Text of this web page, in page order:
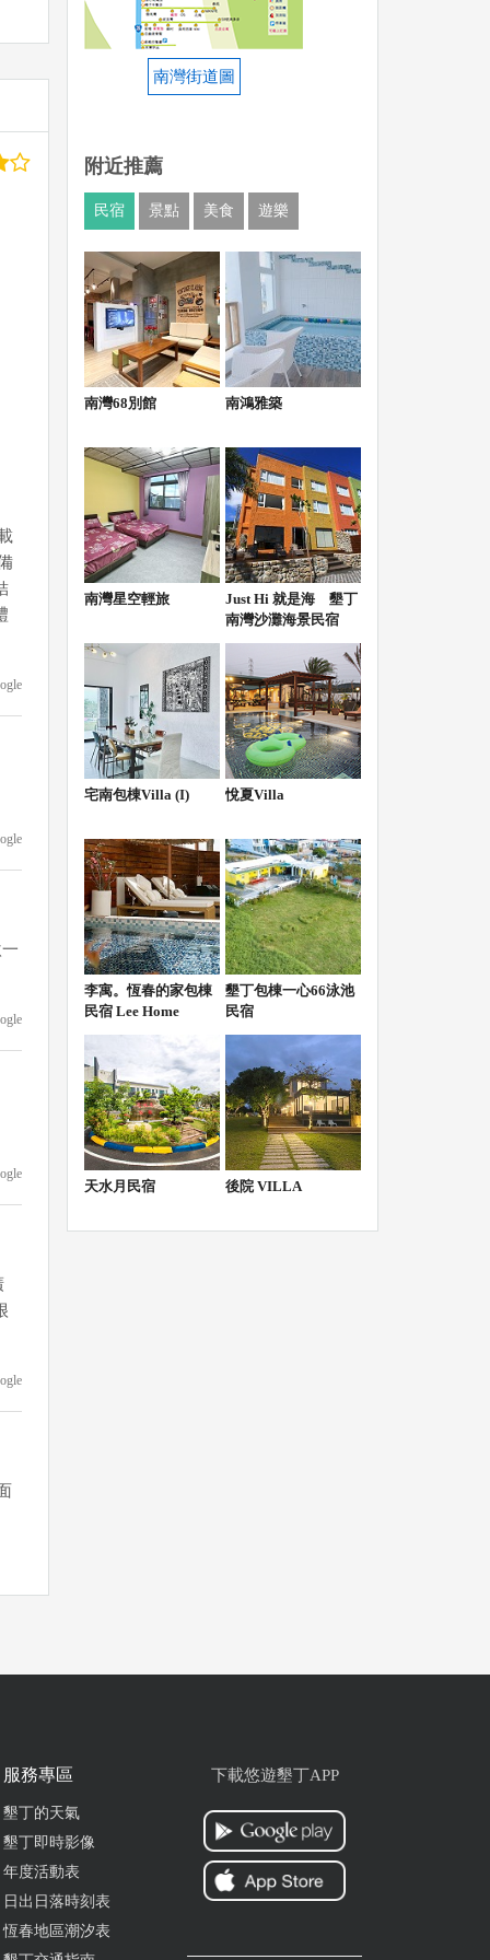
南灣街道圖
附近推薦
民宿 景點 美食 遊樂
南灣68別館 南鴻雅築
南灣星空輕旅
Just Hi 就是海 墾丁
南灣沙灘海景民宿
宅南包棟Villa (I) 悅夏Villa
李寓。恆春的家包棟
民宿 Lee Home
墾丁包棟一心66泳池
民宿
天水月民宿 後院 VILLA
服務專區
墾丁的天氣
墾丁即時影像
年度活動表
日出日落時刻表
恆春地區潮汐表
下載悠遊墾丁APP